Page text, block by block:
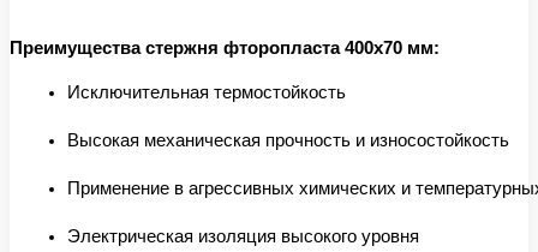
Преимущества стержня фторопласта 400x70 мм:
Исключительная термостойкость
Высокая механическая прочность и износостойкость
Применение в агрессивных химических и
Электрическая изоляция высокого уровня